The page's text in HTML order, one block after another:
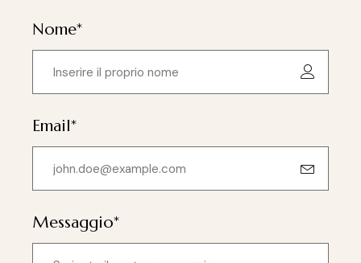
Nome*
Email*
Messaggio*